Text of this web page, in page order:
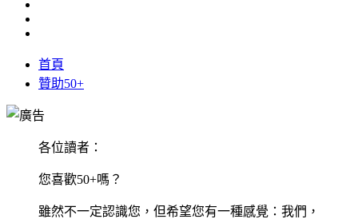
首頁
贊助50+
各位讀者：
您喜歡50+嗎？
雖然不一定認識您，但希望您有一種感覺：我們，